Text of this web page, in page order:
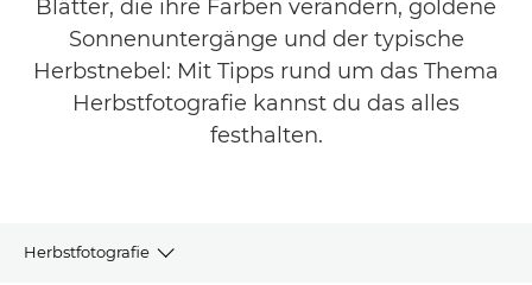
Blätter, die ihre Farben verändern, goldene
Sonnenuntergänge und der typische
Herbstnebel: Mit Tipps rund um das Thema
Herbstfotografie kannst du das alles
festhalten.
Herbstfotografie